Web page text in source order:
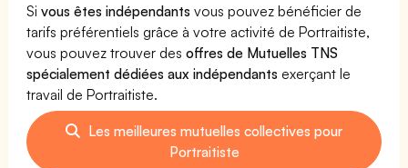
Sivous êtes indépendants vous pouvez bénéficier de
tarifs préférentiels grâce à votre activité de Portraitiste,
vous pouvez trouver desoffres de Mutuelles TNS
spécialement dédiées aux indépendants exerçant le
travail de Portraitiste.
Les meilleures mutuelles collectives pour
Portraitiste